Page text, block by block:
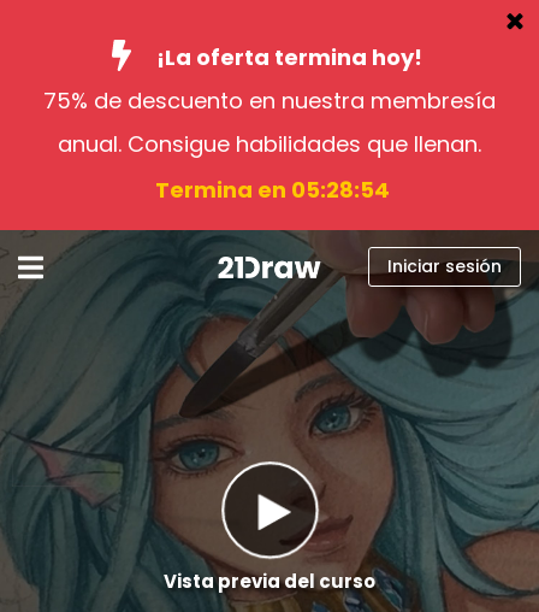
¡La oferta termina hoy!
75% de descuento en nuestra membresía
anual. Consigue habilidades que llenan.
Termina en 05:28:52
Cursos
Ayuda
Blog
Sobre nosotros
Iniciar sesión
Español
Iniciar sesión
Vista previa del curso